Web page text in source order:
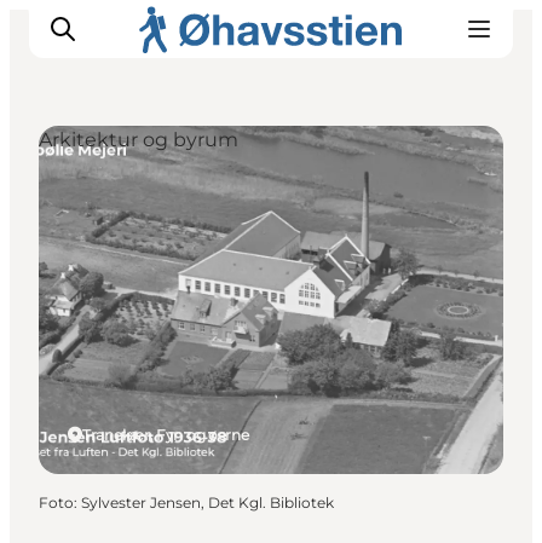
Inspiration
Vandreruter
Planlægning
Tranekær, Fyn og øerne
Arkitektur og byrum
Foto: Sylvester Jensen, Det Kgl. Bibliotek